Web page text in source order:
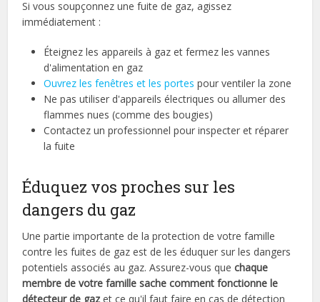
Si vous soupçonnez une fuite de gaz, agissez
immédiatement :
Éteignez les appareils à gaz et fermez les vannes
d'alimentation en gaz
Ouvrez les fenêtres et les portes pour ventiler la zone
Ne pas utiliser d'appareils électriques ou allumer des
flammes nues (comme des bougies)
Contactez un professionnel pour inspecter et réparer
la fuite
Éduquez vos proches sur les
dangers du gaz
Une partie importante de la protection de votre famille
contre les fuites de gaz est de les éduquer sur les dangers
potentiels associés au gaz. Assurez-vous quechaque
membre de votre famille sache comment fonctionne le
détecteur de gazet ce qu'il faut faire en cas de détection